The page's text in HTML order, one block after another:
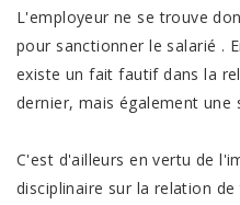
L'employeur ne se trouve
pour sanctionner le salarié .
existe un fait fautif dans la
dernier, mais également une
C'est d'ailleurs en vertu de
disciplinaire sur la relation